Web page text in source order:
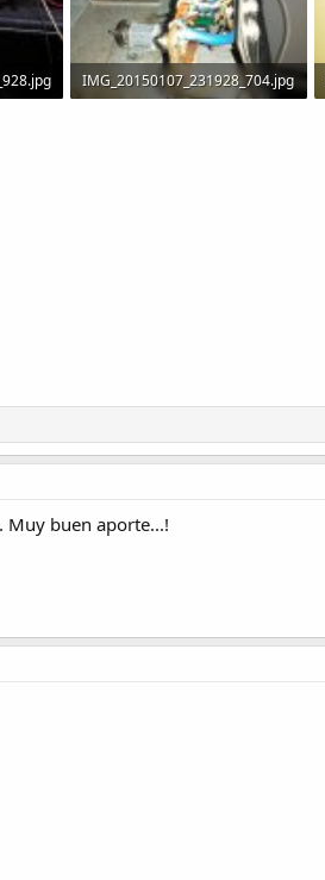
IMG_20150107_231928_704.jpg
Muy buen aporte...!